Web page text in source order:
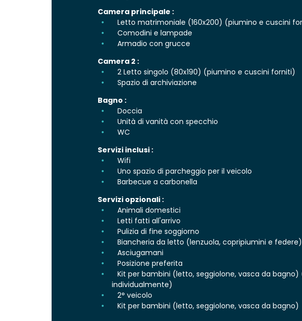
Camera principale :
Letto matrimoniale (160x200) (piumino e cuscini
Comodini e lampade
Armadio con grucce
Camera 2 :
2 Letto singolo (80x190) (piumino e cuscini forniti)
Spazio di archiviazione
Bagno :
Doccia
Unità di vanità con specchio
WC
Servizi inclusi :
Wifi
Uno spazio di parcheggio per il veicolo
Barbecue a carbonella
Servizi opzionali :
Animali domestici
Letti fatti all'arrivo
Pulizia di fine soggiorno
Biancheria da letto (lenzuola, copripiumini e federe)
Asciugamani
Posizione preferita
Kit per bambini (letto, seggiolone, vasca da bagno)
individualmente)
2° veicolo
Kit per bambini (letto, seggiolone, vasca da bagno)